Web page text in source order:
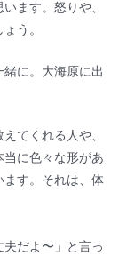
ます。怒りや、
う。
に。大海原に出
てくれる人や、
に色々な形があ
ます。それは、体
だよ〜」と言っ